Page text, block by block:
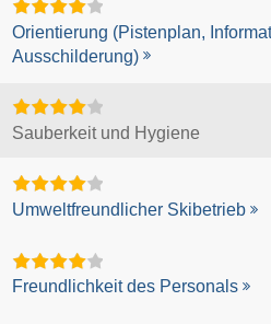
Orientierung (Pistenplan,
Ausschilderung)
Sauberkeit und Hygiene
Umweltfreundlicher Skibetrieb
Freundlichkeit des Personals